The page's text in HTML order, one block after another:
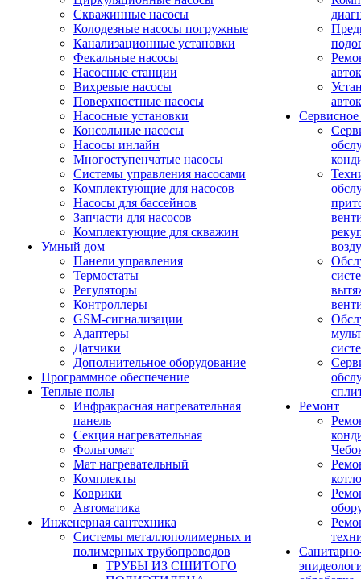
Скважинные насосы
Колодезные насосы погружные
Канализационные установки
Фекальные насосы
Насосные станции
Вихревые насосы
Поверхностные насосы
Насосные установки
Консольные насосы
Насосы инлайн
Многоступенчатые насосы
Системы управления насосами
Комплектующие для насосов
Насосы для бассейнов
Запчасти для насосов
Комплектующие для скважин
Умный дом
Панели управления
Термостаты
Регуляторы
Контроллеры
GSM-сигнализации
Адаптеры
Датчики
Дополнительное оборудование
Программное обеспечение
Теплые полы
Инфракрасная нагревательная
панель
Секция нагревательная
Фольгомат
Мат нагревательный
Комплекты
Коврики
Автоматика
Инженерная сантехника
Системы металлополимерных и
полимерных трубопроводов
ТРУБЫ ИЗ СШИТОГО
Ремонт